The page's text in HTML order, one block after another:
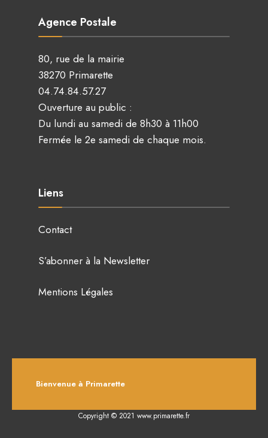
Agence Postale
80, rue de la mairie
38270 Primarette
04.74.84.57.27
Ouverture au public :
Du lundi au samedi de 8h30 à 11h00
Fermée le 2e samedi de chaque mois.
Liens
Contact
S’abonner à la Newsletter
Mentions Légales
Bienvenue à Primarette
Copyright © 2021 www.primarette.fr